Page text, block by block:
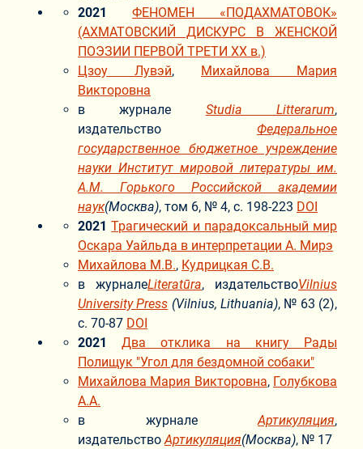
2021 ФЕНОМЕН «ПОДАХМАТОВОК»
(АХМАТОВСКИЙ ДИСКУРС В ЖЕНСКОЙ
ПОЭЗИИ ПЕРВОЙ ТРЕТИ XX в.)
Цзоу Лувэй,
Михайлова Мария
Викторовна
в журнале Studia Litterarum,
издательство Федеральное
государственное бюджетное учреждение
науки Институт мировой литературы им.
A.M. Горького Российской академии
наук(Москва), том 6, № 4, с. 198-223 DOI
2021Трагический и парадоксальный мир
Оcкара Уайльда в интерпретации А. Мирэ
Михайлова М.В., Кудрицкая С.В.
в журналеLiteratūra, издательствоVilnius
University Press (Vilnius, Lithuania), № 63 (2),
с. 70-87 DOI
2021Два отклика на книгу Рады
Полищук "Угол для бездомной собаки"
Михайлова Мария Викторовна, Голубкова
А.А.
в журналеАртикуляция,
издательствоАртикуляция(Москва), № 17